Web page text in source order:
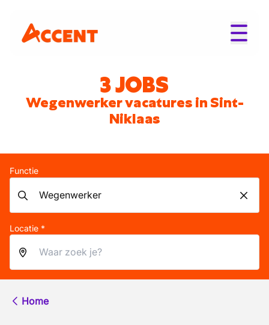
3 JOBS
Wegenwerker vacatures in Sint-
Niklaas
Functie
Locatie *
Home